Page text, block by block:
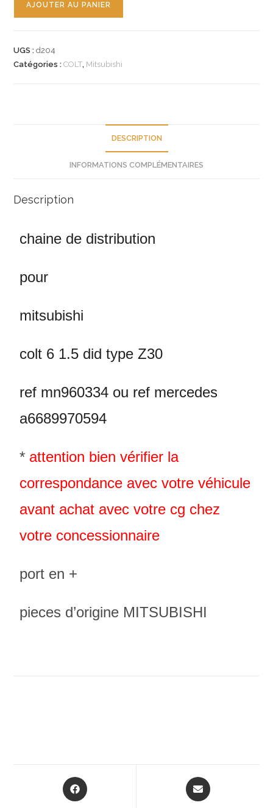
distribution
AJOUTER AU PANIER
UGS :d204
Catégories :COLT, Mitsubishi
DESCRIPTION
INFORMATIONS COMPLÉMENTAIRES
Description
chaine de distribution
pour
mitsubishi
colt 6 1.5 did type Z30
ref mn960334 ou ref mercedes
a6689970594
* attention bien vérifier la
correspondance avec votre véhicule
avant achat avec votre cg chez
votre concessionnaire
port en +
pieces d’origine MITSUBISHI
Opens
in
Opens
in